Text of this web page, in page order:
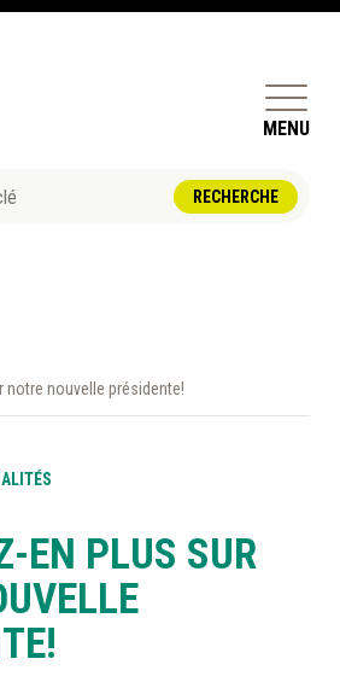
MENU
notre nouvelle présidente!
EN PLUS SUR